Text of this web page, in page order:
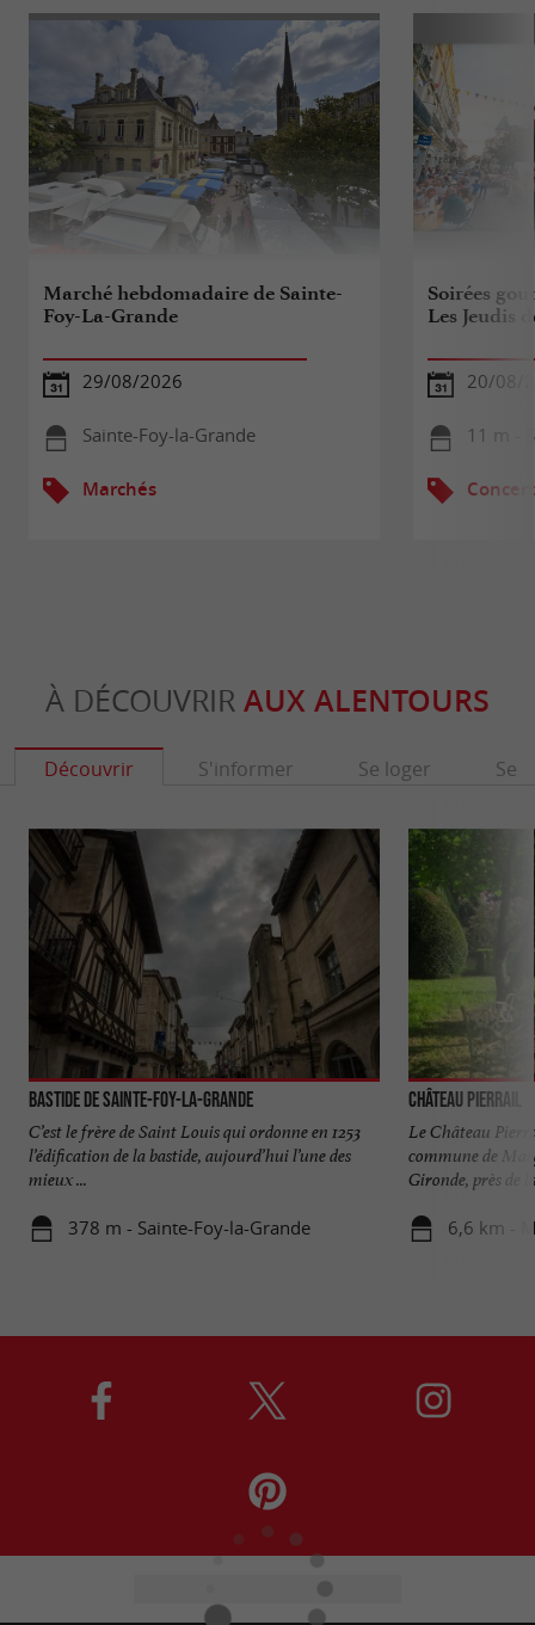
Marché hebdomadaire de Sainte-
Foy-La-Grande
29/08/2026
Sainte-Foy-la-Grande
Marchés
Soirées
Les Jeudis
20/08/
11 m -
À DÉCOUVRIR AUX ALENTOURS
Découvrir S'informer Se loger Se
Bastide de Sainte-Foy-la-Grande
C’est le frère de Saint Louis qui ordonne en 1253
l’édification de la bastide, aujourd’hui l’une des
mieux ...
378 m - Sainte-Foy-la-Grande
Château Pierrail
Le Château
commune de
Gironde, près de
6,6 km -